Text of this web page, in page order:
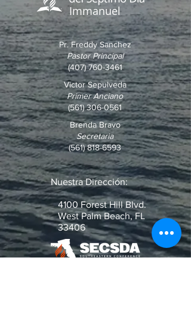
Immanuel
Pr. Freddy Sanchez
Pastor Principal
(407) 760-3461
Victor Sepulveda
Primer Anciano
(561) 306-0561
Brenda Bravo
Secretaria
(561) 818-6593
Nuestra Dirección:
4100 Forest Hill Blvd.
West Palm Beach, FL
33406